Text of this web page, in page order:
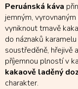
Peruánská káva
jemným,
vyniknout tmavě
do náznaků
soustředěně, hřejivě
příjemnou plností v
kakaově laděný
charakter.